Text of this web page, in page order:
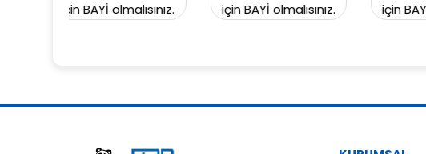
için BAYİ olmalısınız.
için BAYİ olmalısınız.